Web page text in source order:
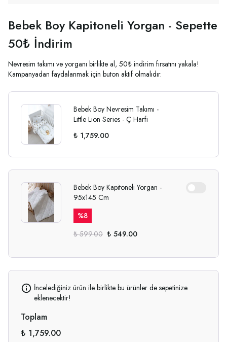
Bebek Boy Kapitoneli Yorgan - Sepette
50₺ İndirim
Nevresim takımı ve yorganı birlikte al, 50₺ indirim fırsatını yakala!
Kampanyadan faydalanmak için buton aktif olmalıdır.
Bebek Boy Nevresim Takımı -
Little Lion Series - Ç Harfi
₺ 1,759.00
Bebek Boy Kapitoneli Yorgan -
95x145 Cm
%8
₺ 599.00 ₺ 549.00
İncelediğiniz ürün ile birlikte bu ürünler de sepetinize
eklenecektir!
Toplam
₺ 1,759.00